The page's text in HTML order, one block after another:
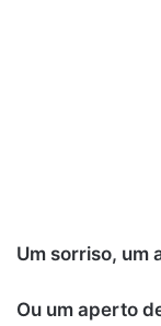
Um sorriso, um
Ou um aperto